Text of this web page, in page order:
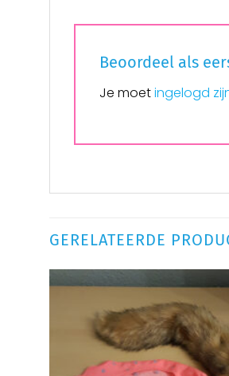
Beoordeel als
Je moetingelogd
GERELATEERDE